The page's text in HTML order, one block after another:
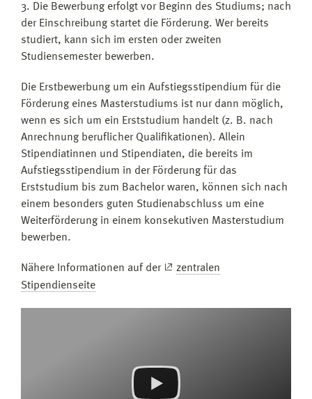
3. Die Bewerbung erfolgt vor Beginn des Studiums; nach
der Einschreibung startet die Förderung. Wer bereits
studiert, kann sich im ersten oder zweiten
Studiensemester bewerben.
Die Erstbewerbung um ein Aufstiegsstipendium für die
Förderung eines Masterstudiums ist nur dann möglich,
wenn es sich um ein Erststudium handelt (z. B. nach
Anrechnung beruflicher Qualifikationen). Allein
Stipendiatinnen und Stipendiaten, die bereits im
Aufstiegsstipendium in der Förderung für das
Erststudium bis zum Bachelor waren, können sich nach
einem besonders guten Studienabschluss um eine
Weiterförderung in einem konsekutiven Masterstudium
bewerben.
Nähere Informationen auf der
zentralen
Stipendienseite